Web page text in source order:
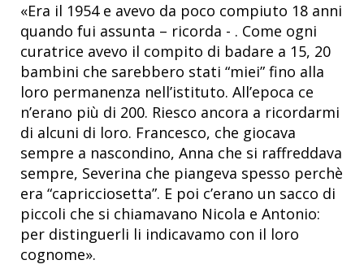
«Era il 1954 e avevo da poco compiuto 18 anni
quando fui assunta – ricorda - . Come ogni
curatrice avevo il compito di badare a 15, 20
bambini che sarebbero stati “miei” fino alla
loro permanenza nell’istituto. All’epoca ce
n’erano più di 200. Riesco ancora a ricordarmi
di alcuni di loro. Francesco, che giocava
sempre a nascondino, Anna che si raffreddava
sempre, Severina che piangeva spesso perchè
era “capricciosetta”. E poi c’erano un sacco di
piccoli che si chiamavano Nicola e Antonio:
per distinguerli li indicavamo con il loro
cognome».